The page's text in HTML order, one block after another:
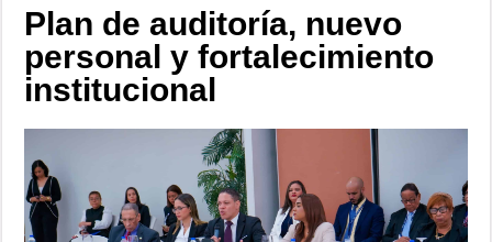
Plan de auditoría, nuevo
personal y fortalecimiento
institucional